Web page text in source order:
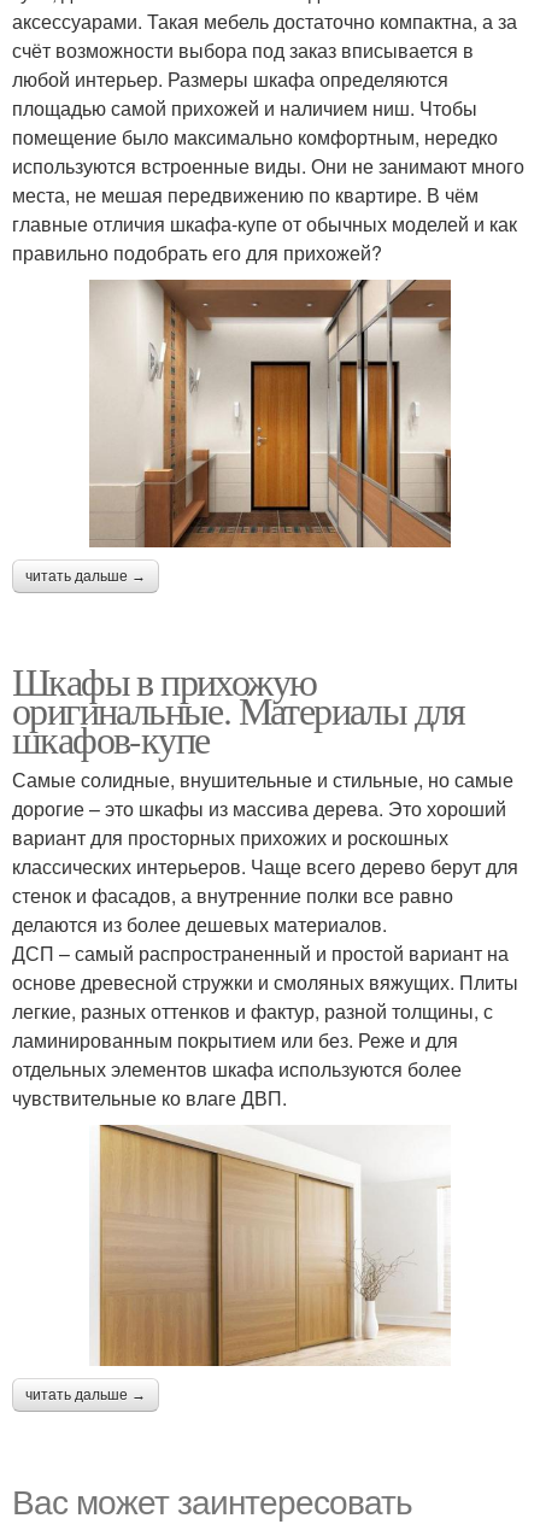
аксессуарами. Такая мебель достаточно компактна, а за
счёт возможности выбора под заказ вписывается в
любой интерьер. Размеры шкафа определяются
площадью самой прихожей и наличием ниш. Чтобы
помещение было максимально комфортным, нередко
используются встроенные виды. Они не занимают много
места, не мешая передвижению по квартире. В чём
главные отличия шкафа-купе от обычных моделей и как
правильно подобрать его для прихожей?
читать дальше →
Шкафы в прихожую
оригинальные. Материалы для
шкафов-купе
Самые солидные, внушительные и стильные, но самые
дорогие – это шкафы из массива дерева. Это хороший
вариант для просторных прихожих и роскошных
классических интерьеров. Чаще всего дерево берут для
стенок и фасадов, а внутренние полки все равно
делаются из более дешевых материалов.
ДСП – самый распространенный и простой вариант на
основе древесной стружки и смоляных вяжущих. Плиты
легкие, разных оттенков и фактур, разной толщины, с
ламинированным покрытием или без. Реже и для
отдельных элементов шкафа используются более
чувствительные ко влаге ДВП.
читать дальше →
Вас может заинтересовать